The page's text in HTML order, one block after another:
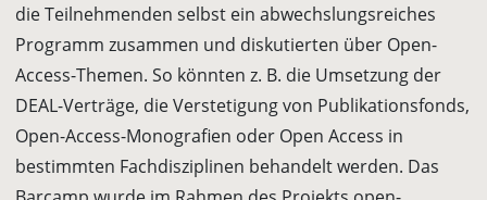
die Teilnehmenden selbst ein abwechslungsreiches
Programm zusammen und diskutierten über Open-
Access-Themen. So könnten z. B. die Umsetzung der
DEAL-Verträge, die Verstetigung von Publikationsfonds,
Open-Access-Monografien oder Open Access in
bestimmten Fachdisziplinen behandelt werden. Das